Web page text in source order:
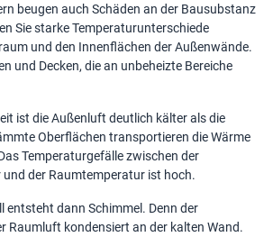
beugen auch Schäden an der Bausubstanz
Sie starke Temperaturunterschiede
und den Innenflächen der Außenwände.
und Decken, die an unbeheizte Bereiche
ist die Außenluft deutlich kälter als die
Oberflächen transportieren die Wärme
Temperaturgefälle zwischen der
und der Raumtemperatur ist hoch.
entsteht dann Schimmel. Denn der
Raumluft kondensiert an der kalten Wand.